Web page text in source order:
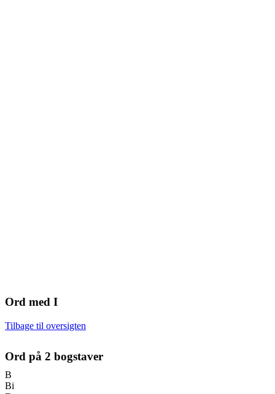
Ord med I
Tilbage til oversigten
Ord på 2 bogstaver
B
Bi